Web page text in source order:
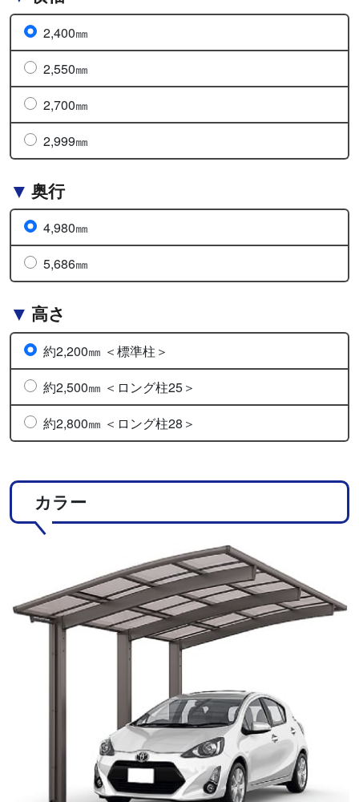
2,400㎜
2,550㎜
2,700㎜
2,999㎜
奥行
4,980㎜
5,686㎜
高さ
約2,200㎜ ＜標準柱＞
約2,500㎜ ＜ロング柱25＞
約2,800㎜ ＜ロング柱28＞
カラー